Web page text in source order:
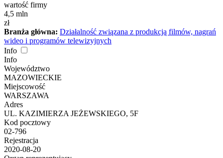
wartość firmy
4,5 mln
zł
Branża główna: Działalność związana z produkcją filmów, nagrań
wideo i programów telewizyjnych
Info
Info
Województwo
MAZOWIECKIE
Miejscowość
WARSZAWA
Adres
UL. KAZIMIERZA JEŻEWSKIEGO, 5F
Kod pocztowy
02-796
Rejestracja
2020-08-20